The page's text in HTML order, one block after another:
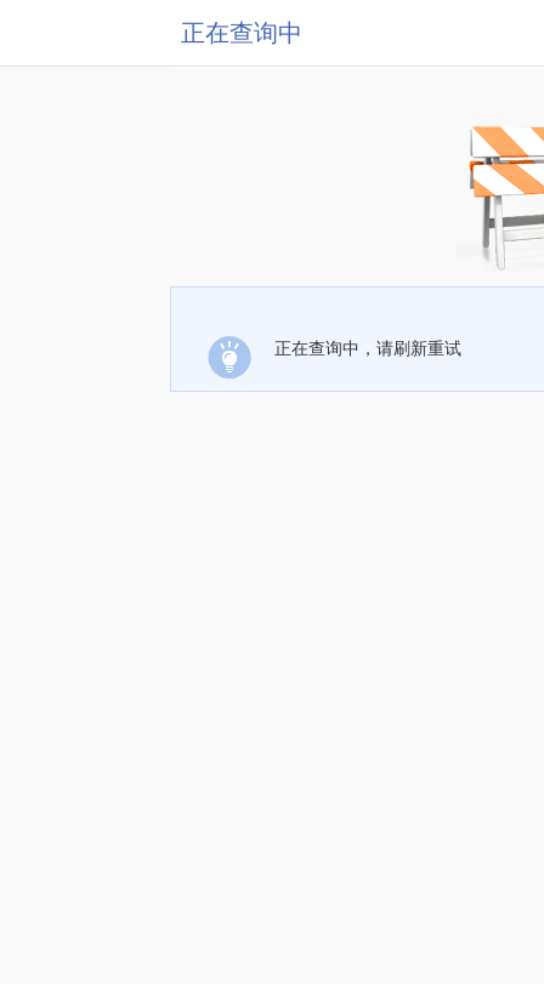
正在查询中
正在查询中，请刷新重试